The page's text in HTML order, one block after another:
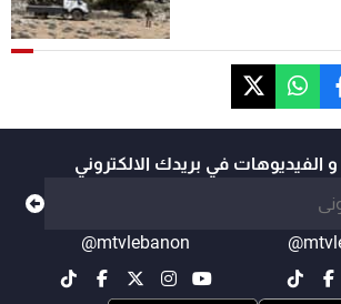
و الفيديوهات في بريدك الالكتروني
@mtvlebanon